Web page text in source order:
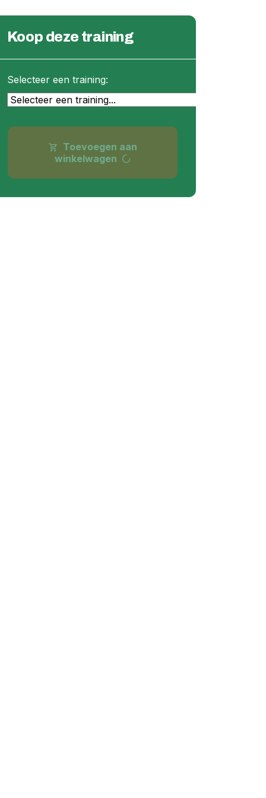
Koop deze training
Selecteer een training:
shopping_cart Toevoegen aan
winkelwagen progress_activity